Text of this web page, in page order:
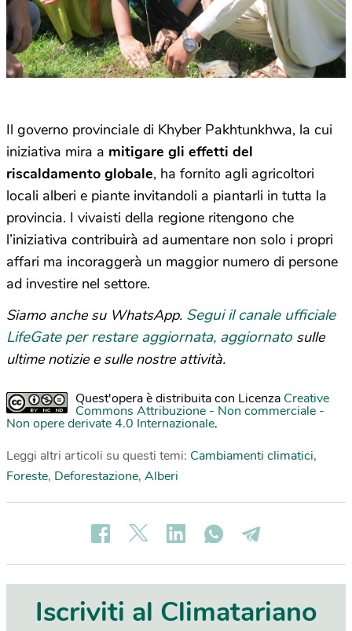
Il governo provinciale di Khyber Pakhtunkhwa, la cui
iniziativa mira a mitigare gli effetti del
riscaldamento globale, ha fornito agli agricoltori
locali alberi e piante invitandoli a piantarli in tutta la
provincia. I vivaisti della regione ritengono che
l’iniziativa contribuirà ad aumentare non solo i propri
affari ma incoraggerà un maggior numero di persone
ad investire nel settore.
Siamo anche su WhatsApp. Segui il canale ufficiale
LifeGate per restare aggiornata, aggiornato sulle
ultime notizie e sulle nostre attività.
Quest'opera è distribuita con Licenza Creative
Commons Attribuzione - Non commerciale -
Non opere derivate 4.0 Internazionale.
Leggi altri articoli su questi temi: Cambiamenti climatici,
Foreste, Deforestazione, Alberi
Iscriviti al Climatariano